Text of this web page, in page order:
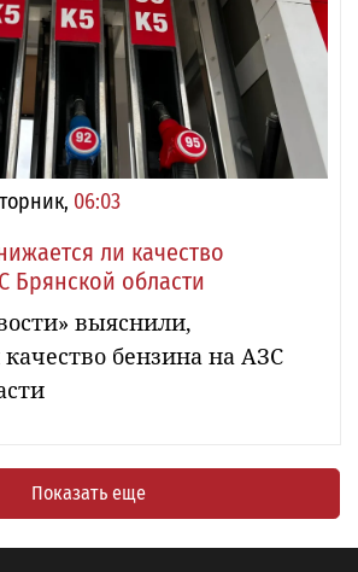
06:03
ли качество
Брянской области
выяснили,
бензина на АЗС
Показать еще